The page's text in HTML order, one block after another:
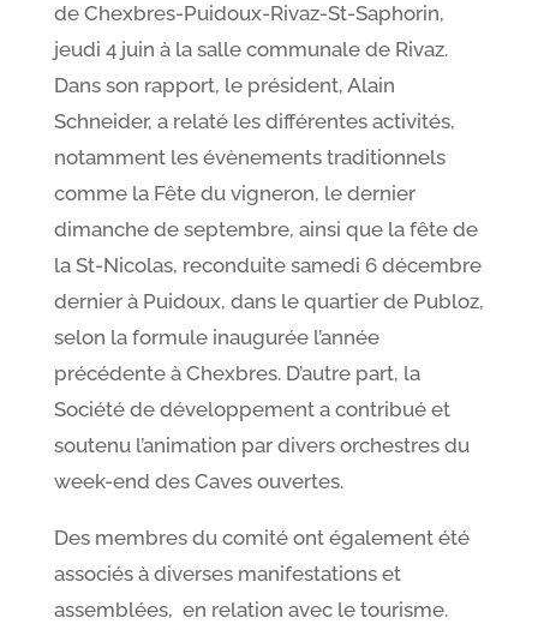
de Chexbres-Puidoux-Rivaz-St-Saphorin,
jeudi 4 juin à la salle communale de Rivaz.
Dans son rapport, le président, Alain
Schneider, a relaté les différentes activités,
notamment les évènements traditionnels
comme la Fête du vigneron, le dernier
dimanche de septembre, ainsi que la fête de
la St-Nicolas, reconduite samedi 6 décembre
dernier à Puidoux, dans le quartier de Publoz,
selon la formule inaugurée l’année
précédente à Chexbres. D’autre part, la
Société de développement a contribué et
soutenu l’animation par divers orchestres du
week-end des Caves ouvertes.
Des membres du comité ont également été
associés à diverses manifestations et
assemblées, en relation avec le tourisme.